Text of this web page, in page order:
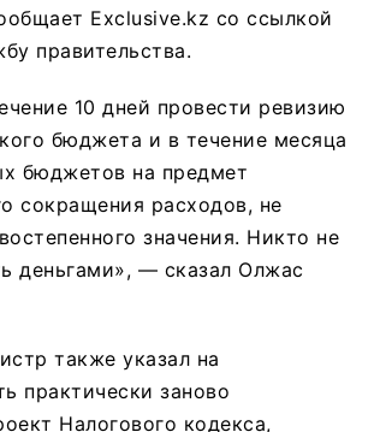
Exclusive.kz со ссылкой
правительства.
10 дней провести ревизию
бюджета и в течение месяца
бюджетов на предмет
сокращения расходов, не
значения. Никто не
деньгами», — сказал Олжас
также указал на
практически заново
Налогового кодекса,